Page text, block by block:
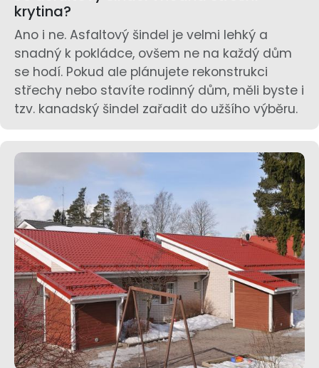
krytina?
Ano i ne. Asfaltový šindel je velmi lehký a
snadný k pokládce, ovšem ne na každý dům
se hodí. Pokud ale plánujete rekonstrukci
střechy nebo stavíte rodinný dům, měli byste i
tzv. kanadský šindel zařadit do užšího výběru.